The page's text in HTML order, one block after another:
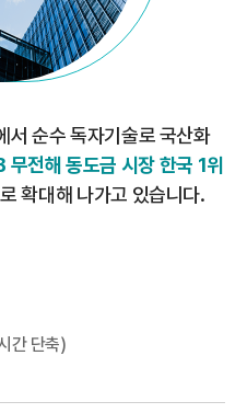
서순수 독자기술로 국산화
무전해 동도금 시장 한국 1위
확대해 나가고 있습니다.
간 단축)